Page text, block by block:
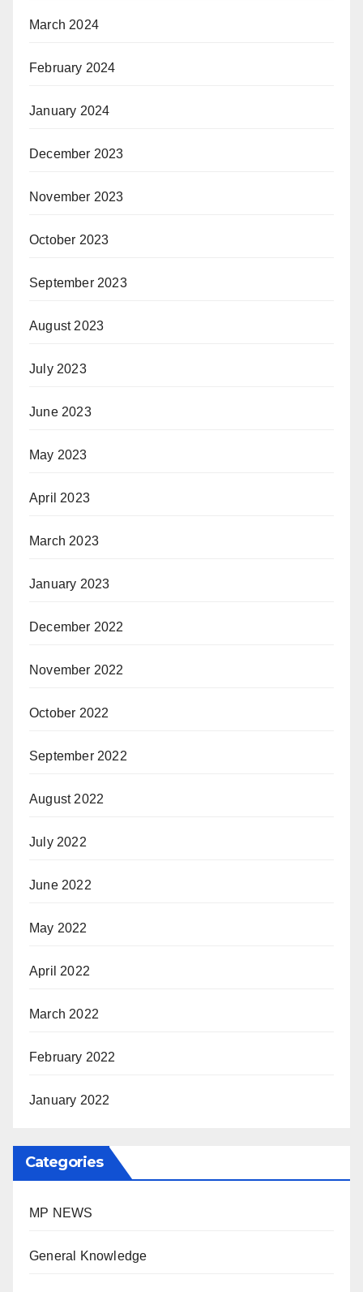
March 2024
February 2024
January 2024
December 2023
November 2023
October 2023
September 2023
August 2023
July 2023
June 2023
May 2023
April 2023
March 2023
January 2023
December 2022
November 2022
October 2022
September 2022
August 2022
July 2022
June 2022
May 2022
April 2022
March 2022
February 2022
January 2022
Categories
MP NEWS
General Knowledge